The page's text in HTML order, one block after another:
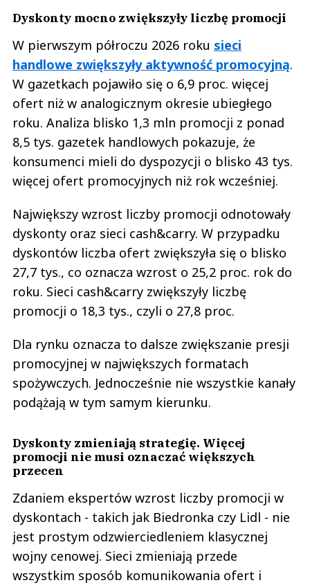
Dyskonty mocno zwiększyły liczbę promocji
W pierwszym półroczu 2026 roku sieci
handlowe zwiększyły aktywność promocyjną.
W gazetkach pojawiło się o 6,9 proc. więcej
ofert niż w analogicznym okresie ubiegłego
roku. Analiza blisko 1,3 mln promocji z ponad
8,5 tys. gazetek handlowych pokazuje, że
konsumenci mieli do dyspozycji o blisko 43 tys.
więcej ofert promocyjnych niż rok wcześniej.
Największy wzrost liczby promocji odnotowały
dyskonty oraz sieci cash&carry. W przypadku
dyskontów liczba ofert zwiększyła się o blisko
27,7 tys., co oznacza wzrost o 25,2 proc. rok do
roku. Sieci cash&carry zwiększyły liczbę
promocji o 18,3 tys., czyli o 27,8 proc.
Dla rynku oznacza to dalsze zwiększanie presji
promocyjnej w największych formatach
spożywczych. Jednocześnie nie wszystkie kanały
podążają w tym samym kierunku.
Dyskonty zmieniają strategię. Więcej
promocji nie musi oznaczać większych
przecen
Zdaniem ekspertów wzrost liczby promocji w
dyskontach - takich jak Biedronka czy Lidl - nie
jest prostym odzwierciedleniem klasycznej
wojny cenowej. Sieci zmieniają przede
wszystkim sposób komunikowania ofert i